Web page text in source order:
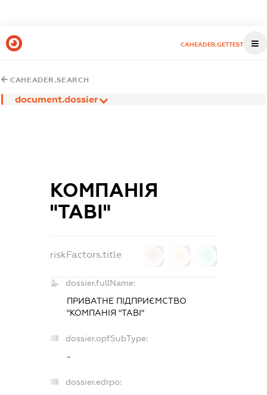
CAHEADER.GETTEST
CAHEADER.SEARCH
document.dossier
КОМПАНІЯ
"ТАВІ"
riskFactors.title
dossier.fullName:
ПРИВАТНЕ ПІДПРИЄМСТВО
"КОМПАНІЯ "ТАВІ"
dossier.opfSubType:
-
dossier.edrpo: